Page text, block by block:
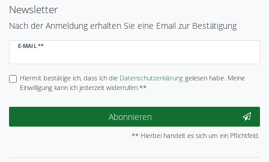
Newsletter
Nach der Anmeldung erhalten Sie eine Email zur Bestätigung
E-MAIL **
Newsletter
Hiermit bestätige ich, dass ich die Daten­schutz­erklärunggelesen habe. Meine
Einwilligung kann ich jederzeit widerrufen.**
Abonnieren
** Hierbei handelt es sich um ein Pflichtfeld.